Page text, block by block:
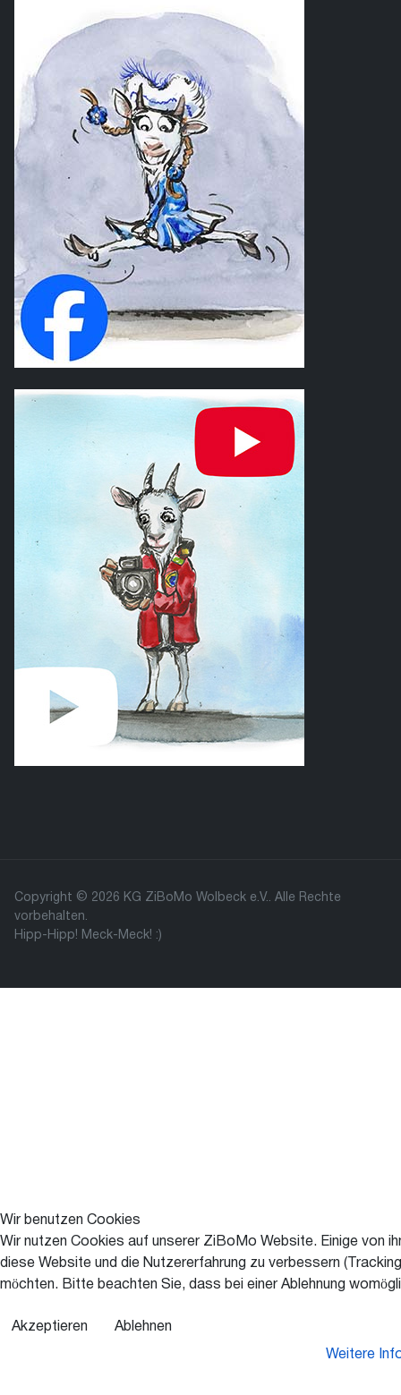
Copyright © 2026 KG ZiBoMo Wolbeck e.V.. Alle Rechte
vorbehalten.
Hipp-Hipp! Meck-Meck! :)
Wir benutzen Cookies
Wir nutzen Cookies auf unserer ZiBoMo Website. Einige von
diese Website und die Nutzererfahrung zu verbessern
möchten. Bitte beachten Sie, dass bei einer Ablehnung
Akzeptieren Ablehnen
Weitere